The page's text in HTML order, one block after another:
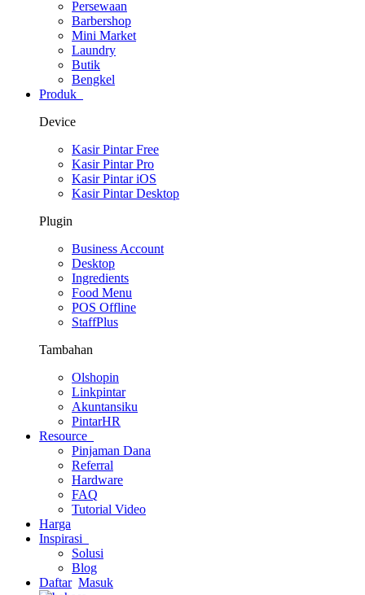
Persewaan
Barbershop
Mini Market
Laundry
Butik
Bengkel
Produk
Device
Kasir Pintar Free
Kasir Pintar Pro
Kasir Pintar iOS
Kasir Pintar Desktop
Plugin
Business Account
Desktop
Ingredients
Food Menu
POS Offline
StaffPlus
Tambahan
Olshopin
Linkpintar
Akuntansiku
PintarHR
Resource
Pinjaman Dana
Referral
Hardware
FAQ
Tutorial Video
Harga
Inspirasi
Solusi
Blog
Daftar Masuk